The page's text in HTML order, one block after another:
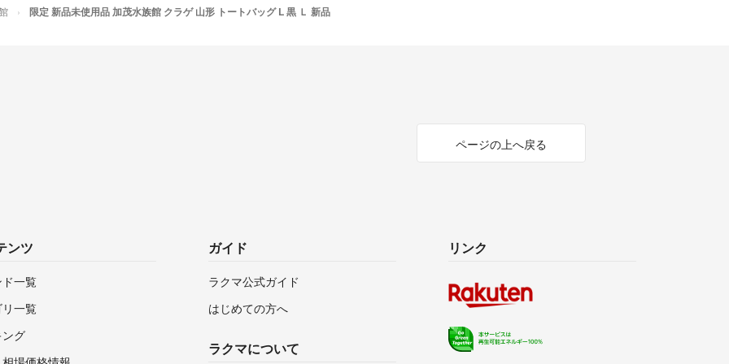
限定 新品未使用品 加茂水族館 クラゲ 山形 トートバッグ L 黒 Ｌ 新品
ページの上へ戻る
ンツ
一覧
一覧
グ
ガイド
ラクマ公式ガイド
はじめての方へ
ラクマについて
リンク